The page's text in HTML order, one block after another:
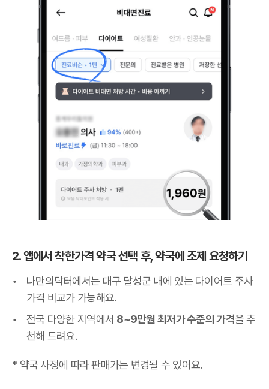
2. 앱에서 착한가격 약국 선택 후, 약국에 조제 요청하기
나만의닥터에서는 대구 달성군 내에 있는 다이어트 주사
가격 비교가 가능해요.
전국 다양한 지역에서 8~9만원 최저가 수준의 가격을 추
천해 드려요.
* 약국 사정에 따라 판매가는 변경될 수 있어요.